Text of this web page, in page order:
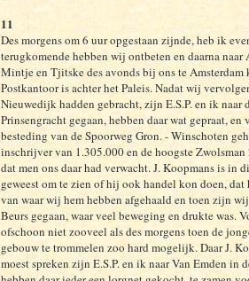
11
Des morgens om 6 uur opgestaan zijnde, heb ik
terugkomende hebben wij ontbeten en daarna naar
Mintje en Tjitske des avonds bij ons te Amsterdam
Postkantoor is achter het Paleis. Nadat wij
Nieuwedijk hadden gebracht, zijn E.S.P. en ik naar
Prinsengracht gegaan, hebben daar wat gepraat,
besteding van de Spoorweg Gron. - Winschoten
inschrijver van 1.305.000 en de hoogste
dat men ons daar had verwacht. J. Koopmans is in
geweest om te zien of hij ook handel kon doen,
van waar wij hem hebben afgehaald en toen zijn
Beurs gegaan, waar veel beweging en drukte was.
ofschoon niet zooveel als des morgens toen de
gebouw te trommelen zoo hard mogelijk. Daar J.
moest spreken zijn E.S.P. en ik naar Van Emden in